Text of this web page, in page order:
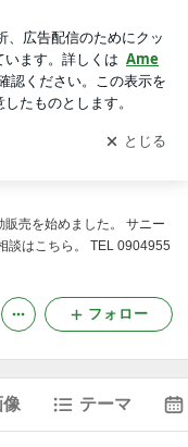
を受け取りまし
開く
売を始めました。 サニー
談はこちら。 TEL 0904955
フォロー
テーマ